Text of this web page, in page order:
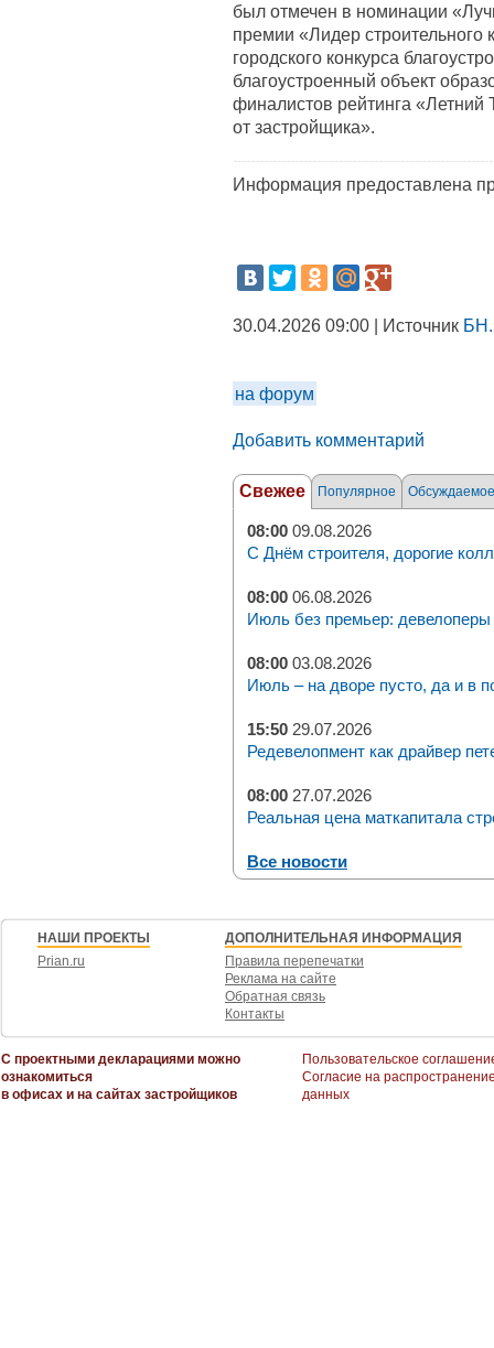
был отмечен в номинации
премии «Лидер строительного
городского конкурса
благоустроенный объект
финалистов рейтинга
от застройщика».
Информация предоставлена
30.04.2026 09:00 | Источник
на форум
Добавить комментарий
Свежее Популярное Обсуждаемое
08:00 09.08.2026
С Днём строителя, дорогие
08:00 06.08.2026
Июль без премьер: девелоперы
08:00 03.08.2026
Июль – на дворе пусто, да и в
15:50 29.07.2026
Редевелопмент как драйвер
08:00 27.07.2026
Реальная цена маткапитала
Все новости
НАШИ ПРОЕКТЫ
Prian.ru
ДОПОЛНИТЕЛЬНАЯ ИНФОРМАЦИЯ
Правила перепечатки
Реклама на сайте
Обратная связь
Контакты
С проектными декларациями можно
ознакомиться
в офисах и на сайтах застройщиков
Пользовательское
Согласие на
данных